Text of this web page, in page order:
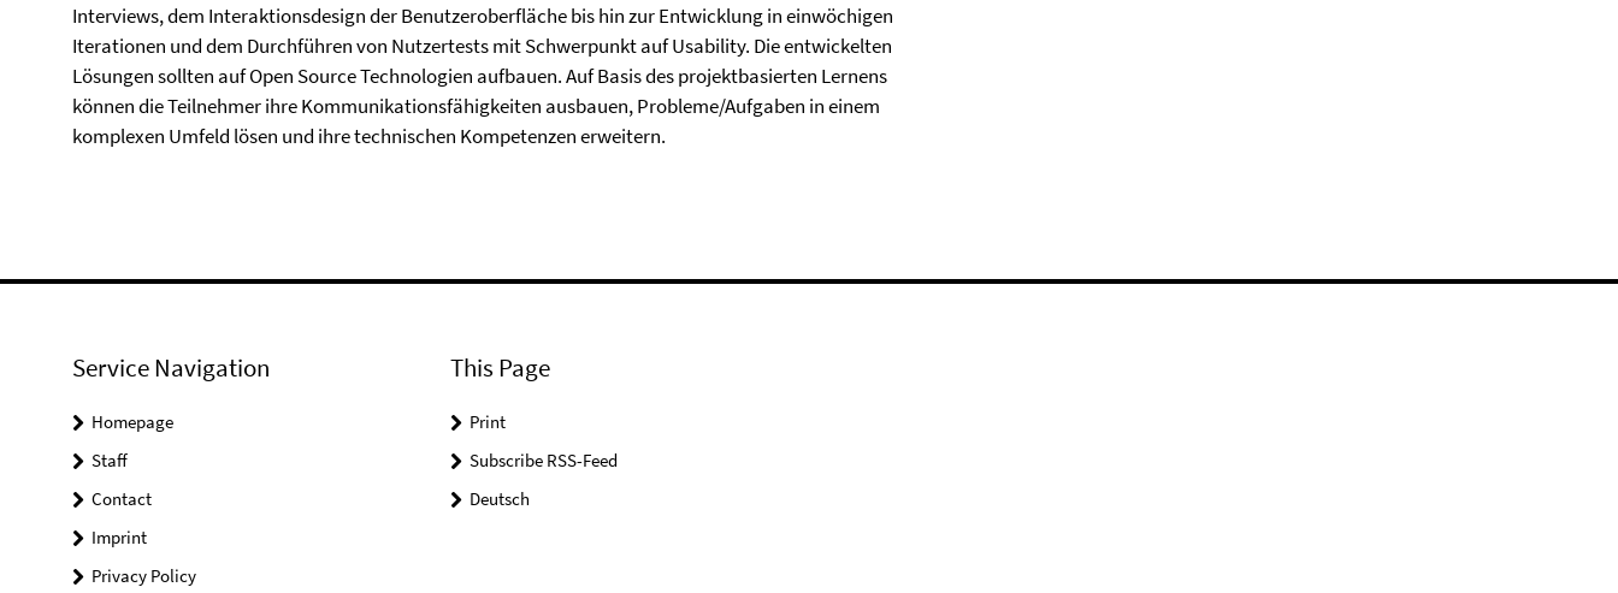
Interviews, dem Interaktionsdesign der Benutzeroberfläche bis hin zur Entwicklung in einwöchigen
Iterationen und dem Durchführen von Nutzertests mit Schwerpunkt auf Usability. Die entwickelten
Lösungen sollten auf Open Source Technologien aufbauen. Auf Basis des projektbasierten Lernens
können die Teilnehmer ihre Kommunikationsfähigkeiten ausbauen, Probleme/Aufgaben in einem
komplexen Umfeld lösen und ihre technischen Kompetenzen erweitern.
Service Navigation
Homepage
Staff
Contact
Imprint
Privacy Policy
This Page
Print
Subscribe RSS-Feed
Deutsch